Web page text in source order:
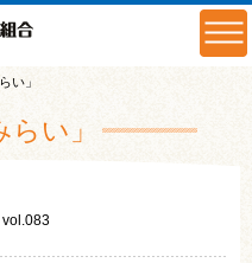
い」
い」
vol.083